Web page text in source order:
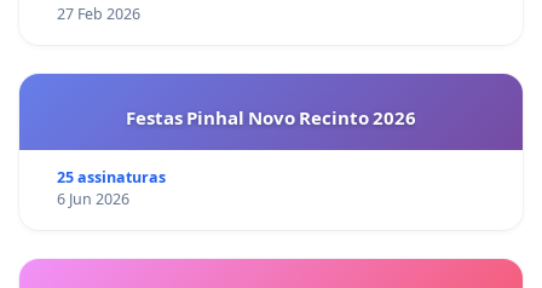
27 Feb 2026
Festas Pinhal Novo Recinto 2026
25 assinaturas
6 Jun 2026